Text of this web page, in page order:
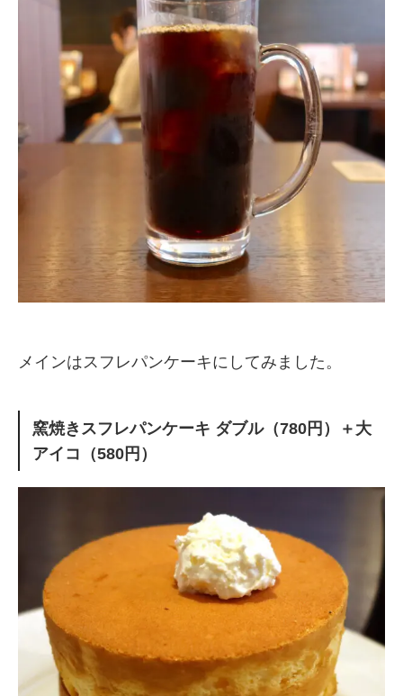
メインはスフレパンケーキにしてみました。
窯焼きスフレパンケーキ ダブル（780円）＋大
アイコ（580円）